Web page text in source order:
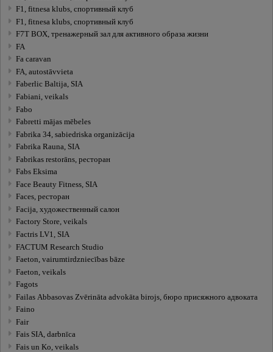
F1, fitnesa klubs, спортивный клуб
F1, fitnesa klubs, спортивный клуб
F7T BOX, тренажерный зал для активного образа жизни
FA
Fa caravan
FA, autostāvvieta
Faberlic Baltija, SIA
Fabiani, veikals
Fabo
Fabretti mājas mēbeles
Fabrika 34, sabiedriska organizācija
Fabrika Rauna, SIA
Fabrikas restorāns, ресторан
Fabs Eksima
Face Beauty Fitness, SIA
Faces, ресторан
Facija, художественный салон
Factory Store, veikals
Factris LV1, SIA
FACTUM Research Studio
Faeton, vairumtirdzniecības bāze
Faeton, veikals
Fagots
Failas Abbasovas Zvērināta advokāta birojs, бюро присяжного адвоката
Faino
Fair
Fais SIA, darbnīca
Fais un Ko, veikals